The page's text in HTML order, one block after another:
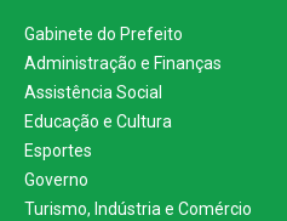
Gabinete do Prefeito
Administração e Finanças
Assistência Social
Educação e Cultura
Esportes
Governo
Turismo, Indústria e Comércio